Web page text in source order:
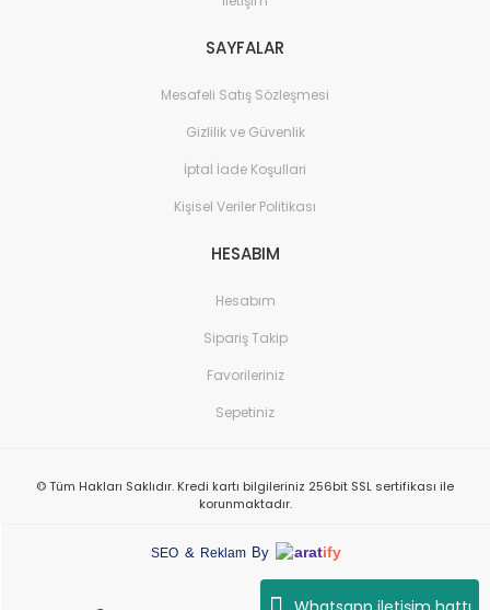
SAYFALAR
Mesafeli Satış Sözleşmesi
Gizlilik ve Güvenlik
İptal İade Koşullari
Kişisel Veriler Politikası
HESABIM
Hesabım
Sipariş Takip
Favorileriniz
Sepetiniz
© Tüm Hakları Saklıdır. Kredi kartı bilgileriniz 256bit SSL sertifikası ile
korunmaktadır.
SEO & Reklam By aratify